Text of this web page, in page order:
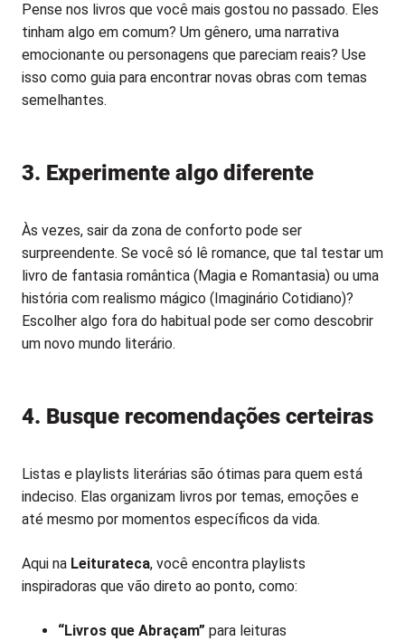
Pense nos livros que você mais gostou no passado. Eles
tinham algo em comum? Um gênero, uma narrativa
emocionante ou personagens que pareciam reais? Use
isso como guia para encontrar novas obras com temas
semelhantes.
3. Experimente algo diferente
Às vezes, sair da zona de conforto pode ser
surpreendente. Se você só lê romance, que tal testar um
livro de fantasia romântica (Magia e Romantasia) ou uma
história com realismo mágico (Imaginário Cotidiano)?
Escolher algo fora do habitual pode ser como descobrir
um novo mundo literário.
4. Busque recomendações certeiras
Listas e playlists literárias são ótimas para quem está
indeciso. Elas organizam livros por temas, emoções e
até mesmo por momentos específicos da vida.
Aqui na Leiturateca, você encontra playlists
inspiradoras que vão direto ao ponto, como:
“Livros que Abraçam” para leituras